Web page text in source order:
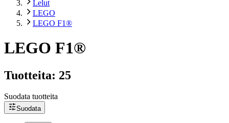
Lelut
LEGO
LEGO F1®
LEGO F1®
Tuotteita: 25
Suodata tuotteita
Suodata